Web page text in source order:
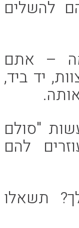
להשלים
– אתם
יד ביד,
"סולם
להם
תשאלו